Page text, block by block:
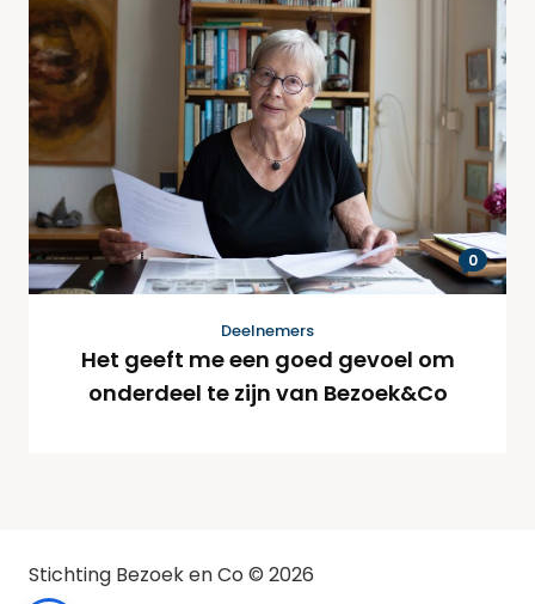
0
Deelnemers
Het geeft me een goed gevoel om
onderdeel te zijn van Bezoek&Co
Stichting Bezoek en Co © 2026